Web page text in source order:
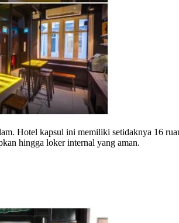
Hotel kapsul ini memiliki setidaknya 16
hingga loker internal yang aman.